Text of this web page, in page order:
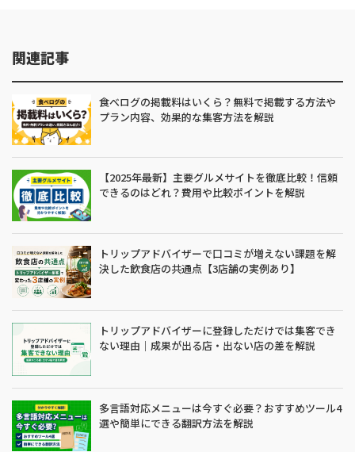
関連記事
食べログの掲載料はいくら？無料で掲載する方法や
プラン内容、効果的な集客方法を解説
【2025年最新】主要グルメサイトを徹底比較！信頼
できるのはどれ？費用や比較ポイントを解説
トリップアドバイザーで口コミが増えない課題を解
決した飲食店の共通点【3店舗の実例あり】
トリップアドバイザーに登録しただけでは集客でき
ない理由｜成果が出る店・出ない店の差を解説
多言語対応メニューは今すぐ必要？おすすめツール4
選や簡単にできる翻訳方法を解説